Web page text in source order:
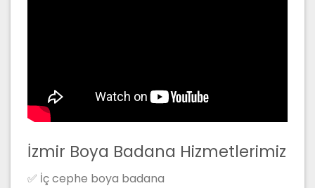
İzmir Boya Badana Hizmetlerimiz
✅ İç cephe boya badana